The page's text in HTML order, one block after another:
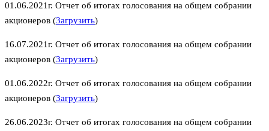
01.06.2021г. Отчет об итогах голосования на общем собрании
акционеров (Загрузить)
16.07.2021г. Отчет об итогах голосования на общем собрании
акционеров (Загрузить)
01.06.2022г. Отчет об итогах голосования на общем собрании
акционеров (Загрузить)
26.06.2023г. Отчет об итогах голосования на общем собрании